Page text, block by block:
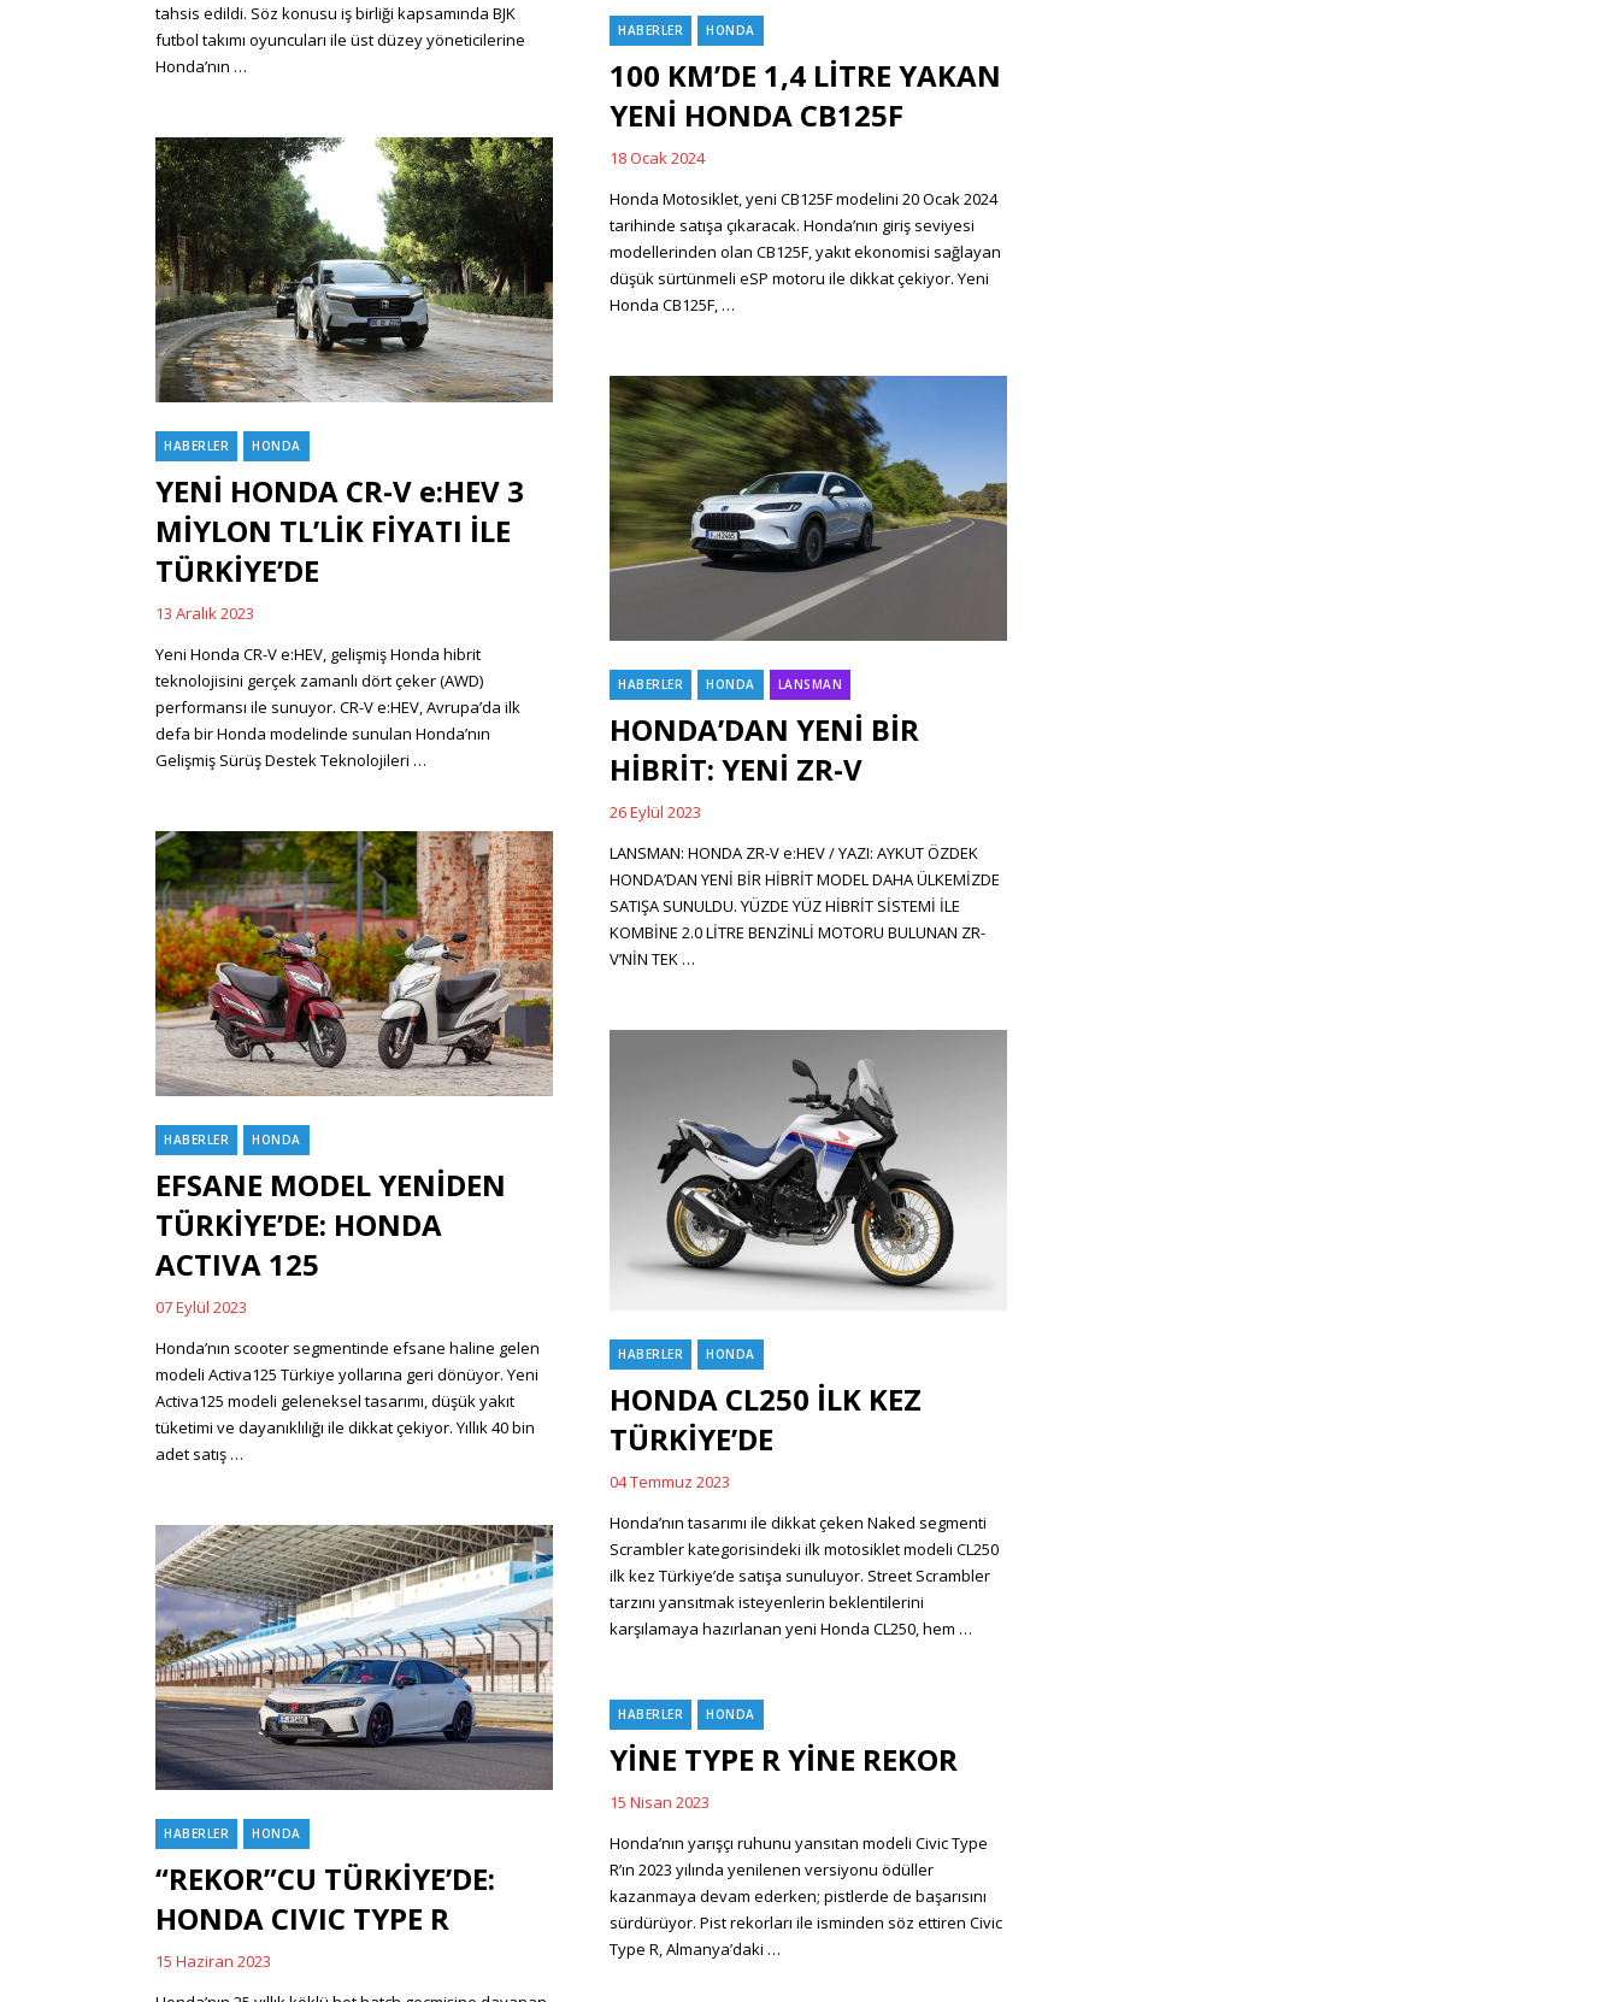
tahsis edildi. Söz konusu iş birliği kapsamında BJK
futbol takımı oyuncuları ile üst düzey yöneticilerine
Honda’nın …
Categories
HABERLER HONDA
100 KM’DE 1,4 LİTRE YAKAN
YENİ HONDA CB125F
Posted
on
18 Ocak 2024
Honda Motosiklet, yeni CB125F modelini 20 Ocak 2024
tarihinde satışa çıkaracak. Honda’nın giriş seviyesi
modellerinden olan CB125F, yakıt ekonomisi sağlayan
düşük sürtünmeli eSP motoru ile dikkat çekiyor. Yeni
Honda CB125F, …
Categories
HABERLER HONDA
YENİ HONDA CR-V e:HEV 3
MİYLON TL’LİK FİYATI İLE
TÜRKİYE’DE
Posted
on
13 Aralık 2023
Yeni Honda CR-V e:HEV, gelişmiş Honda hibrit
teknolojisini gerçek zamanlı dört çeker (AWD)
performansı ile sunuyor. CR-V e:HEV, Avrupa’da ilk
defa bir Honda modelinde sunulan Honda’nın
Gelişmiş Sürüş Destek Teknolojileri …
Categories
HABERLER HONDA LANSMAN
HONDA’DAN YENİ BİR
HİBRİT: YENİ ZR-V
Posted
on
26 Eylül 2023
LANSMAN: HONDA ZR-V e:HEV / YAZI: AYKUT ÖZDEK
HONDA’DAN YENİ BİR HİBRİT MODEL DAHA ÜLKEMİZDE
SATIŞA SUNULDU. YÜZDE YÜZ HİBRİT SİSTEMİ İLE
KOMBİNE 2.0 LİTRE BENZİNLİ MOTORU BULUNAN ZR-
V’NİN TEK …
Categories
HABERLER HONDA
EFSANE MODEL YENİDEN
TÜRKİYE’DE: HONDA
ACTIVA 125
Posted
on
07 Eylül 2023
Honda’nın scooter segmentinde efsane haline gelen
modeli Activa125 Türkiye yollarına geri dönüyor. Yeni
Activa125 modeli geleneksel tasarımı, düşük yakıt
tüketimi ve dayanıklılığı ile dikkat çekiyor. Yıllık 40 bin
adet satış …
Categories
HABERLER HONDA
HONDA CL250 İLK KEZ
TÜRKİYE’DE
Posted
on
04 Temmuz 2023
Honda’nın tasarımı ile dikkat çeken Naked segmenti
Scrambler kategorisindeki ilk motosiklet modeli CL250
ilk kez Türkiye’de satışa sunuluyor. Street Scrambler
tarzını yansıtmak isteyenlerin beklentilerini
karşılamaya hazırlanan yeni Honda CL250, hem …
Categories
HABERLER HONDA
“REKOR”CU TÜRKİYE’DE:
HONDA CIVIC TYPE R
Posted
15 Haziran 2023
Categories
HABERLER HONDA
YİNE TYPE R YİNE REKOR
Posted
on
15 Nisan 2023
Honda’nın yarışçı ruhunu yansıtan modeli Civic Type
R’ın 2023 yılında yenilenen versiyonu ödüller
kazanmaya devam ederken; pistlerde de başarısını
sürdürüyor. Pist rekorları ile isminden söz ettiren Civic
Type R, Almanya’daki …